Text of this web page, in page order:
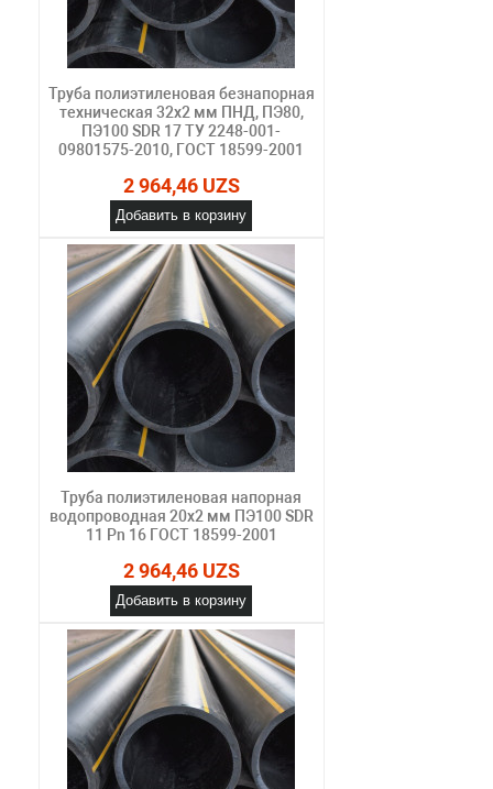
Труба полиэтиленовая безнапорная
техническая 32х2 мм ПНД, ПЭ80,
ПЭ100 SDR 17 ТУ 2248-001-
09801575-2010, ГОСТ 18599-2001
2 964,46 UZS
Добавить в корзину
Труба полиэтиленовая напорная
водопроводная 20х2 мм ПЭ100 SDR
11 Pn 16 ГОСТ 18599-2001
2 964,46 UZS
Добавить в корзину